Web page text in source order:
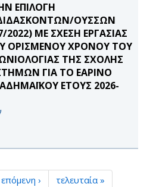
ΕΠΙΛΟΓΗ
ΟΥΣΣΩΝ
ΜΕ ΣΧΕΣΗ ΕΡΓΑΣΙΑΣ
ΟΡΙΣΜΕΝΟΥ ΧΡΟΝΟΥ ΤΟΥ
ΤΗΣ ΣΧΟΛΗΣ
ΓΙΑ ΤΟ ΕΑΡΙΝΟ
ΕΤΟΥΣ 2026-
επόμενη › τελευταία »